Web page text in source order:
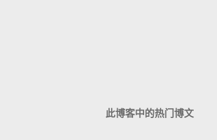
此博客中的热门博文